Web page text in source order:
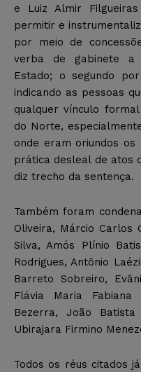
e Luiz Almir
permitir e
por meio de
verba de gabinete a
Estado; o segundo
indicando as pessoas
qualquer vínculo
do Norte,
onde eram oriundos
prática desleal de atos
diz trecho da sentença.
Também foram
Oliveira, Márcio Carlos
Silva, Amós Plínio
Rodrigues, Antônio
Barreto Sobreiro,
Flávia Maria Fabiana
Bezerra, João
Ubirajara Firmino
Todos os réus citados